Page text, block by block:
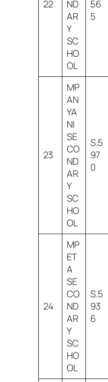
22
ND
AR
Y
SC
HO
OL
56
5
23
MP
AN
YA
NI
SE
CO
ND
AR
Y
SC
HO
OL
S.5
97
0
24
MP
ET
A
SE
CO
ND
AR
Y
SC
HO
OL
S.5
93
6